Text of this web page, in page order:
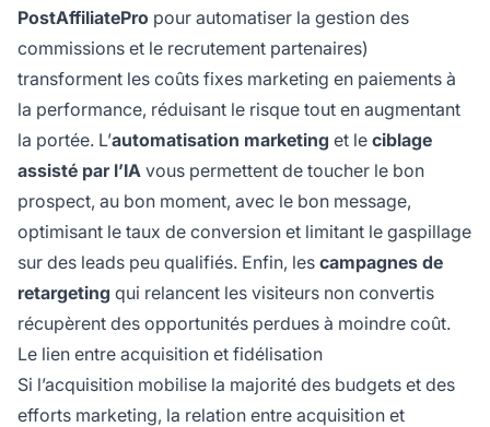
PostAffiliatePro pour automatiser la gestion des
commissions et le recrutement partenaires)
transforment les coûts fixes marketing en paiements à
la performance, réduisant le risque tout en augmentant
la portée. L’automatisation marketing et le ciblage
assisté par l’IA vous permettent de toucher le bon
prospect, au bon moment, avec le bon message,
optimisant le taux de conversion et limitant le gaspillage
sur des leads peu qualifiés. Enfin, les campagnes de
retargeting qui relancent les visiteurs non convertis
récupèrent des opportunités perdues à moindre coût.
Le lien entre acquisition et fidélisation
Si l’acquisition mobilise la majorité des budgets et des
efforts marketing, la relation entre acquisition et